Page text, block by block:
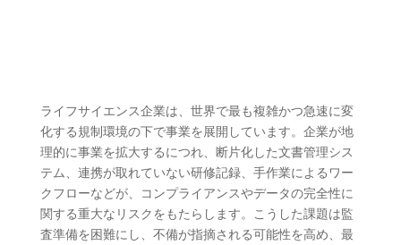
ライフサイエンス企業は、世界で最も複雑かつ急速に変
化する規制環境の下で事業を展開しています。企業が地
理的に事業を拡大するにつれ、断片化した文書管理シス
テム、連携が取れていない研修記録、手作業によるワー
クフローなどが、コンプライアンスやデータの完全性に
関する重大なリスクをもたらします。こうした課題は監
査準備を困難にし、不備が指摘される可能性を高め、最